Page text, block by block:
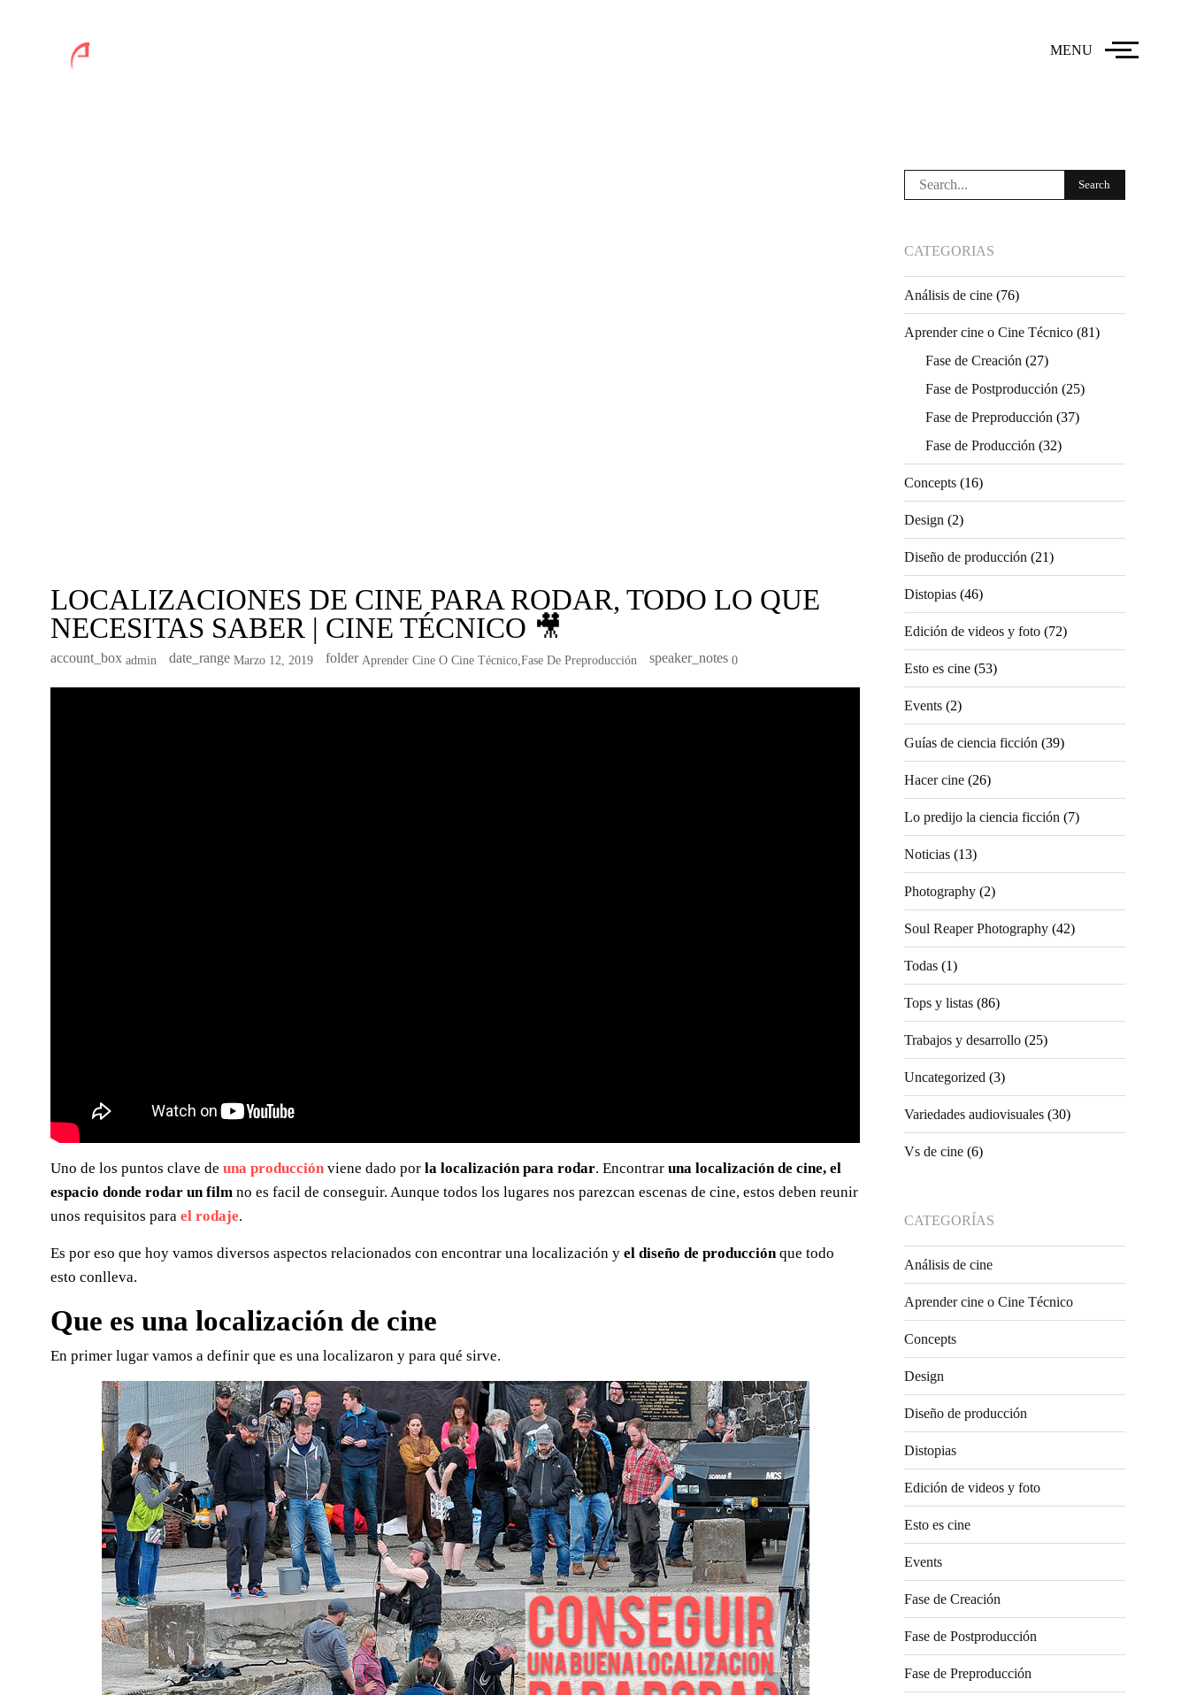
MENU
LOCALIZACIONES DE CINE PARA RODAR, TODO LO QUE
NECESITAS SABER | CINE TÉCNICO 🎥
account_box Admin date_range Marzo 12, 2019 folder Aprender Cine O Cine Técnico,Fase De Preproducción speaker_notes 0
Uno de los puntos clave de una producción viene dado por la localización para rodar. Encontrar una localización de cine, el
espacio donde rodar un film no es facil de conseguir. Aunque todos los lugares nos parezcan escenas de cine, estos deben reunir
unos requisitos para el rodaje.
Es por eso que hoy vamos diversos aspectos relacionados con encontrar una localización y el diseño de producción que todo
esto conlleva.
Que es una localización de cine
En primer lugar vamos a definir que es una localizaron y para qué sirve.
CATEGORIAS
Análisis de cine (76)
Aprender cine o Cine Técnico (81)
Fase de Creación (27)
Fase de Postproducción (25)
Fase de Preproducción (37)
Fase de Producción (32)
Concepts (16)
Design (2)
Diseño de producción (21)
Distopias (46)
Edición de videos y foto (72)
Esto es cine (53)
Events (2)
Guías de ciencia ficción (39)
Hacer cine (26)
Lo predijo la ciencia ficción (7)
Noticias (13)
Photography (2)
Soul Reaper Photography (42)
Todas (1)
Tops y listas (86)
Trabajos y desarrollo (25)
Uncategorized (3)
Variedades audiovisuales (30)
Vs de cine (6)
CATEGORÍAS
Análisis de cine
Aprender cine o Cine Técnico
Concepts
Design
Diseño de producción
Distopias
Edición de videos y foto
Esto es cine
Events
Fase de Creación
Fase de Postproducción
Fase de Preproducción